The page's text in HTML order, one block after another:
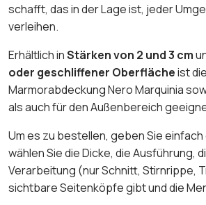
schafft, das in der Lage ist, jeder
verleihen.
Erhältlich inStärken von 2 und 3 cm
oder geschliffener Oberflächeist die
Marmorabdeckung Nero Marquinia
als auch für den Außenbereich
Um es zu bestellen, geben Sie einfach
wählen Sie die Dicke, die Ausführung,
Verarbeitung (nur Schnitt, Stirnrippe,
sichtbare Seitenköpfe gibt und die